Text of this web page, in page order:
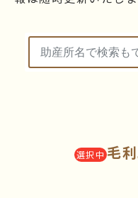
選択中 毛